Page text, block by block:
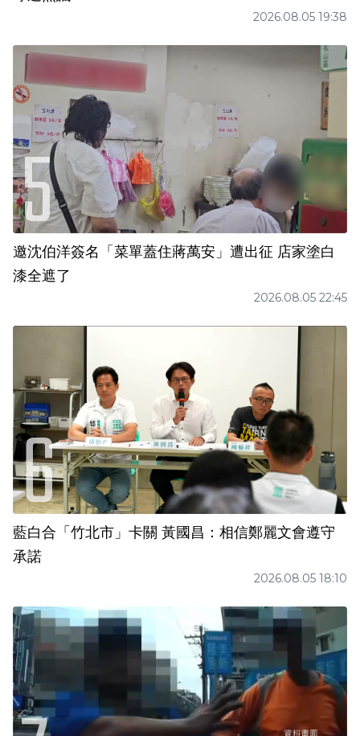
2026.08.05 19:38
邀沈伯洋簽名「菜單蓋住蔣萬安」遭出征 店家塗白
漆全遮了
2026.08.05 22:45
藍白合「竹北市」卡關 黃國昌：相信鄭麗文會遵守
承諾
2026.08.05 18:10